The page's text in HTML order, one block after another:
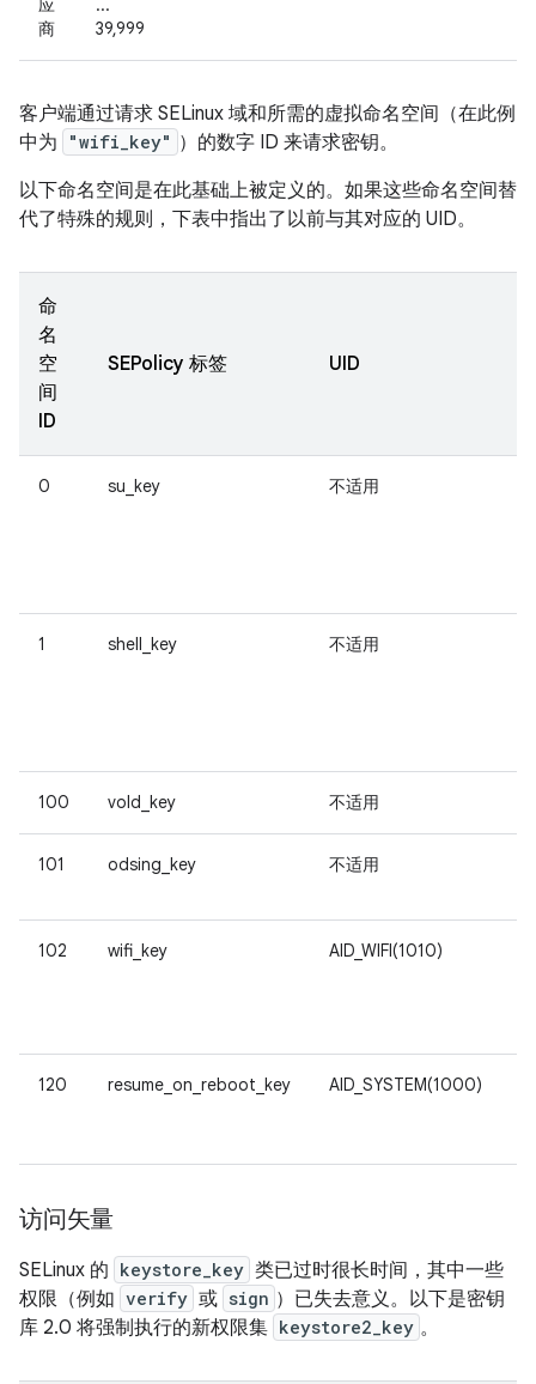
应
商
...
39,999
客户端通过请求 SELinux 域和所需的虚拟命名空间（在此例
中为
"wifi_key" ）的数字 ID 来请求密钥。
以下命名空间是在此基础上被定义的。如果这些命名空间替
代了特殊的规则，下表中指出了以前与其对应的 UID。
命
名
空
间
ID
SEPolicy 标签 UID
0 su_key 不适用
1 shell_key 不适用
100 vold_key 不适用
101 odsing_key 不适用
102 wifi_key AID_WIFI(1010)
120 resume_on_reboot_key AID_SYSTEM(1000)
访问矢量
SELinux 的 keystore_key 类已过时很长时间，其中一些
权限（例如 verify 或 sign ）已失去意义。以下是密钥
库 2.0 将强制执行的新权限集 keystore2_key 。